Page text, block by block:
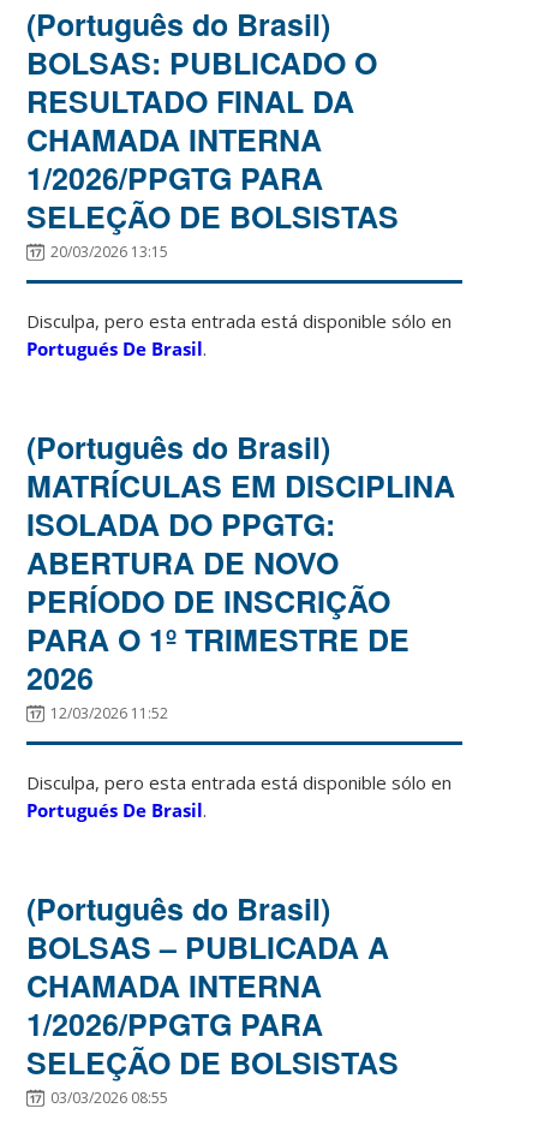
(Português do Brasil)
BOLSAS: PUBLICADO O
RESULTADO FINAL DA
CHAMADA INTERNA
1/2026/PPGTG PARA
SELEÇÃO DE BOLSISTAS
20/03/2026 13:15
Disculpa, pero esta entrada está disponible sólo en
Portugués De Brasil.
(Português do Brasil)
MATRÍCULAS EM DISCIPLINA
ISOLADA DO PPGTG:
ABERTURA DE NOVO
PERÍODO DE INSCRIÇÃO
PARA O 1º TRIMESTRE DE
2026
12/03/2026 11:52
Disculpa, pero esta entrada está disponible sólo en
Portugués De Brasil.
(Português do Brasil)
BOLSAS – PUBLICADA A
CHAMADA INTERNA
1/2026/PPGTG PARA
SELEÇÃO DE BOLSISTAS
03/03/2026 08:55